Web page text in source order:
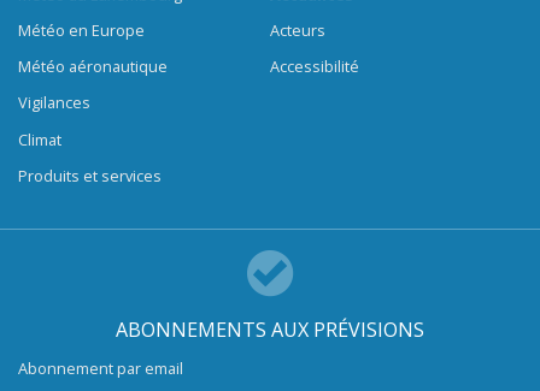
Météo en Europe
Météo aéronautique
Vigilances
Climat
Produits et services
Acteurs
Accessibilité
ABONNEMENTS AUX PRÉVISIONS
Abonnement par email